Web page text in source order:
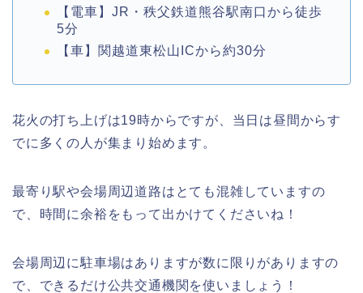
【電車】JR・秩父鉄道熊谷駅南口から徒歩
5分
【車】関越道東松山ICから約30分
花火の打ち上げは19時からですが、当日は昼間からす
でに多くの人が集まり始めます。
最寄り駅や会場周辺道路はとても混雑していますの
で、時間に余裕をもって出かけてくださいね！
会場周辺に駐車場はありますが数に限りがありますの
で、できるだけ公共交通機関を使いましょう！